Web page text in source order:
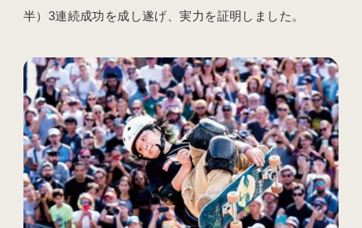
半）3連続成功を成し遂げ、実力を証明しました。